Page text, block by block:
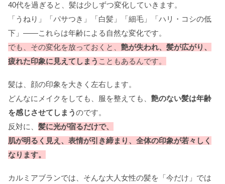
40代を過ぎると、髪は少しずつ変化していきます。
「うねり」「パサつき」「白髪」「細毛」「ハリ・コシの低
下」——これらは年齢による自然な変化です。
でも、その変化を放っておくと、 艶が失われ、髪が広がり、
疲れた印象に見えてしまう こともあるんです。
髪は、顔の印象を大きく左右します。
どんなにメイクをしても、服を整えても、 艶のない髪は年齢
を感じさせてしまうのです。
反対に、 髪に光が宿るだけで、
肌が明るく見え、表情が引き締まり、全体の印象が若々しく
なります。
カルミアブランでは、そんな大人女性の髪を「今だけ」では